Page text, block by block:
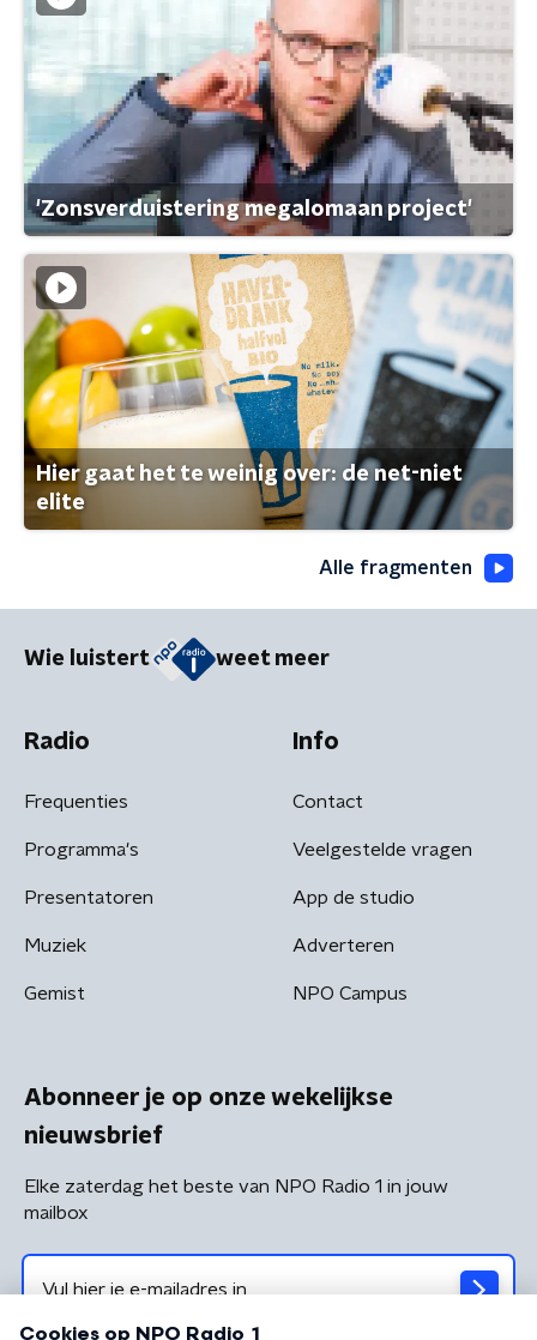
'Zonsverduistering megalomaan project'
Hier gaat het te weinig over: de net-niet
elite
Alle fragmenten
Wie luistert weet meer
Radio
Frequenties
Programma's
Presentatoren
Muziek
Gemist
Info
Contact
Veelgestelde vragen
App de studio
Adverteren
NPO Campus
Abonneer je op onze wekelijkse
nieuwsbrief
Elke zaterdag het beste van NPO Radio 1 in jouw
mailbox